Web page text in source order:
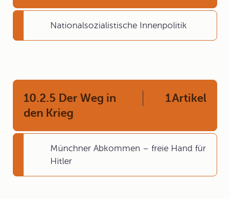
Nationalsozialistische Innenpolitik
10.2.5 Der Weg in
den Krieg
1Artikel
Münchner Abkommen – freie Hand für
Hitler